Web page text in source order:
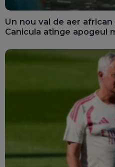
Un nou val de aer
Canicula atinge apogeul